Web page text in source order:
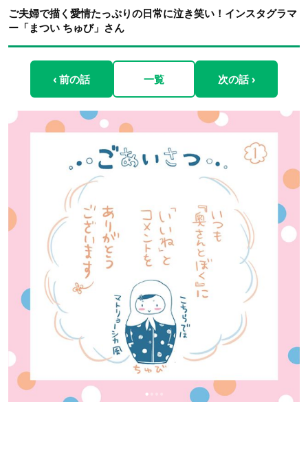
ご夫婦で描く愛情たっぷりの日常に泣き笑い！インスタグラマ
ー「まつい ちゅび」さん
‹ 前の話 一覧 次の話 ›